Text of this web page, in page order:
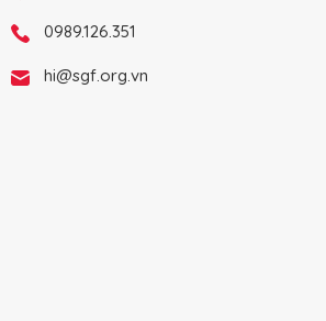
0989.126.351
hi@sgf.org.vn